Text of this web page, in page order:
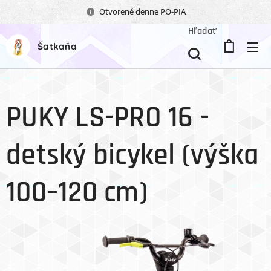
Otvorené denne PO-PIA
Šatkaňa
Hľadať
PUKY LS-PRO 16 -
detský bicykel (výška
100–120 cm)